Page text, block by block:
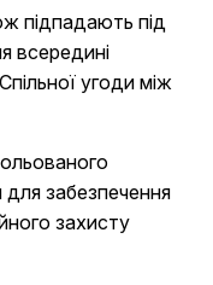
підпадають під
всередині
угоди між
забезпечення
захисту